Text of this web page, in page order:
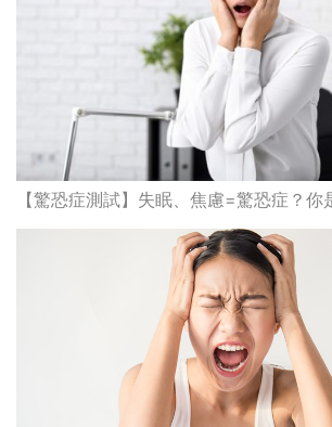
【驚恐症測試】失眠、焦慮=驚恐症？你